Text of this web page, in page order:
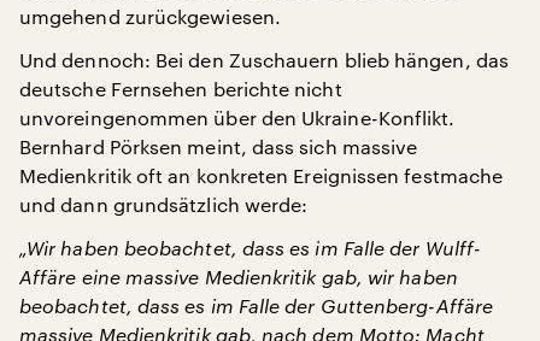
umgehend zurückgewiesen.
Und dennoch: Bei den Zuschauern blieb hängen, das
deutsche Fernsehen berichte nicht
unvoreingenommen über den Ukraine-Konflikt.
Bernhard Pörksen meint, dass sich massive
Medienkritik oft an konkreten Ereignissen festmache
und dann grundsätzlich werde:
„Wir haben beobachtet, dass es im Falle der Wulff-
Affäre eine massive Medienkritik gab, wir haben
beobachtet, dass es im Falle der Guttenberg-Affäre
massive Medienkritik gab, nach dem Motto: Macht